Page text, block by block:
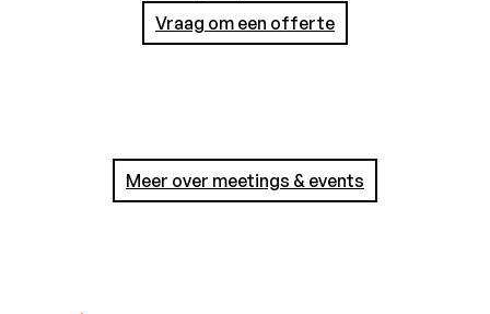
Vraag om een offerte
Meer over meetings & events